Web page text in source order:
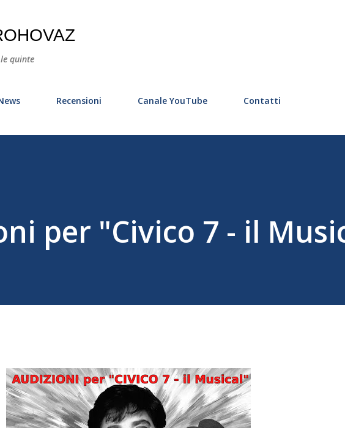
quinte
Recensioni Canale YouTube Contatti
per "Civico 7 - il